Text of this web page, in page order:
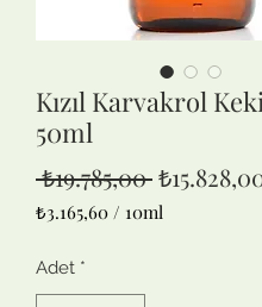
Kızıl Karvakrol
50ml
₺19.785,00 Normal
Fiyat
₺3.165,60 / 10ml
Mililitre
fiyatı
₺3.165,60
Adet *